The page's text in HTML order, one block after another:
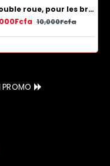
Double roue, pour les bras, la taille, les jambes, gymnastique à domicile
10,000Fcfa
PROMO